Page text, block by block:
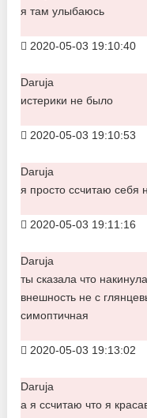
я там улыбаюсь
2020-05-03 19:10:40
Daruja
истерики не было
2020-05-03 19:10:53
Daruja
я просто ссчитаю себя
2020-05-03 19:11:16
Daruja
ты сказала что
внешность не с
симоптичная
2020-05-03 19:13:02
Daruja
а я ссчитаю что я